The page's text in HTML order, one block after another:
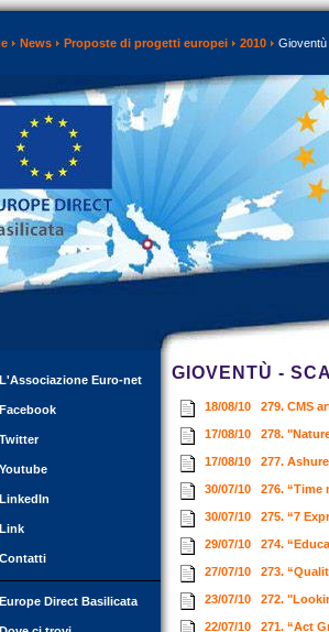
News Proposte di progetti europei 2010
L'Associazione Euro-net
Facebook
Twitter
Youtube
LinkedIn
Link
Contatti
Europe Direct Basilicata
GIOVENTÙ -
18/08/10 279. CMS
17/08/10 278.
17/08/10 277.
30/07/10 276. “Time
30/07/10 275. “7
29/07/10 274.
27/07/10 273.
23/07/10 272.
22/07/10 271. “Act